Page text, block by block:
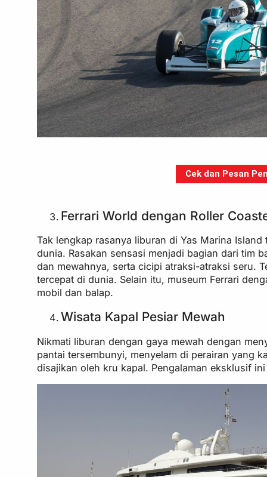
Cek dan Pesan
Ferrari World dengan Roller
Tak lengkap rasanya liburan di Yas Marina
dunia. Rasakan sensasi menjadi bagian dari tim
dan mewahnya, serta cicipi atraksi-atraksi seru.
tercepat di dunia. Selain itu, museum Ferrari
mobil dan balap.
Wisata Kapal Pesiar Mewah
Nikmati liburan dengan gaya mewah dengan
pantai tersembunyi, menyelam di perairan yang
disajikan oleh kru kapal. Pengalaman eksklusif